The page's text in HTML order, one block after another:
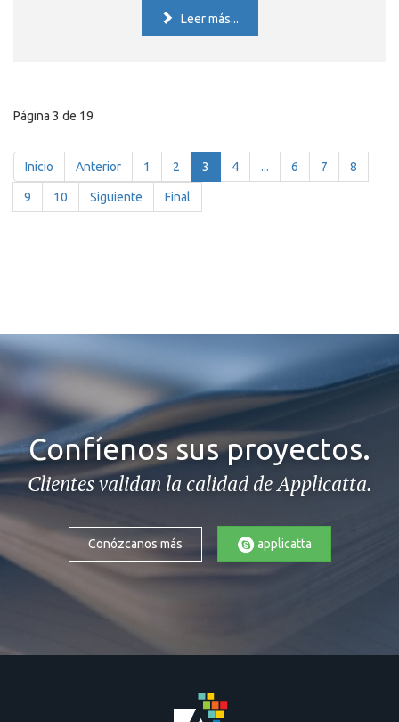
Leer más...
Página 3 de 19
Inicio Anterior 1 2 3 4 ... 6 7 8
9 10 Siguiente Final
Confíenos sus proyectos.
Clientes validan la calidad de Applicatta.
Conózcanos más applicatta